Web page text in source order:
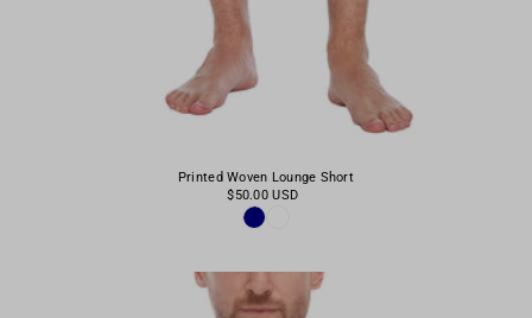
Printed Woven Lounge Short
$50.00 USD